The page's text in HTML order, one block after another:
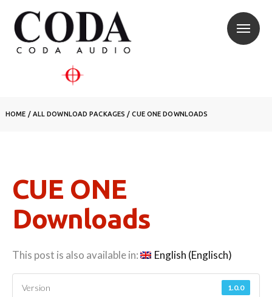
HOME / ALL DOWNLOAD PACKAGES /CUE ONE DOWNLOADS
CUE ONE
Downloads
This post is also available in: English (Englisch)
1.0.0
Version